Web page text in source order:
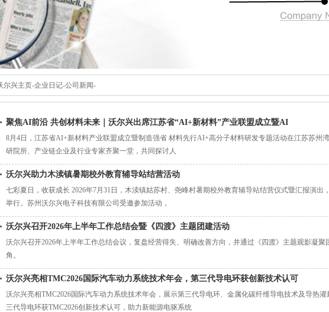
尔兴主页-企业日记-公司新闻-
聚焦AI前沿 共创材料未来｜沃尔兴出席江苏省“AI+新材料”产业联盟成立暨AI
8月4日，江苏省AI+新材料产业联盟成立暨制造强省 材料先行AI+高分子材料研发专题活动在江苏苏州
研院所、产业链企业及行业专家齐聚一堂，共同探讨人
沃尔兴助力木渎镇暑期校外教育辅导站结营活动
七彩夏日，收获成长 2026年7月31日，木渎镇姑苏村、尧峰村暑期校外教育辅导站结营仪式暨汇报演出
举行。苏州沃尔兴电子科技有限公司受邀参加活动，
沃尔兴召开2026年上半年工作总结会暨《四渡》主题团建活动
沃尔兴召开2026年上半年工作总结会议，复盘经营得失、明确改善方向，并通过《四渡》主题观影凝
角。
沃尔兴亮相TMC2026国际汽车动力系统技术年会，第三代导电环获创新技术认可
沃尔兴亮相TMC2026国际汽车动力系统技术年会，展示第三代导电环、金属化碳纤维导电技术及导热
三代导电环获TMC2026创新技术认可，助力新能源电驱系统